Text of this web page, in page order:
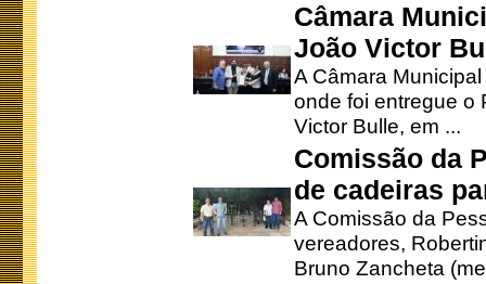
Câmara
João Victor
A Câmara
onde foi entregue o
Victor Bulle, em ...
Comissão da
de cadeiras
A Comissão da
vereadores,
Bruno Zancheta